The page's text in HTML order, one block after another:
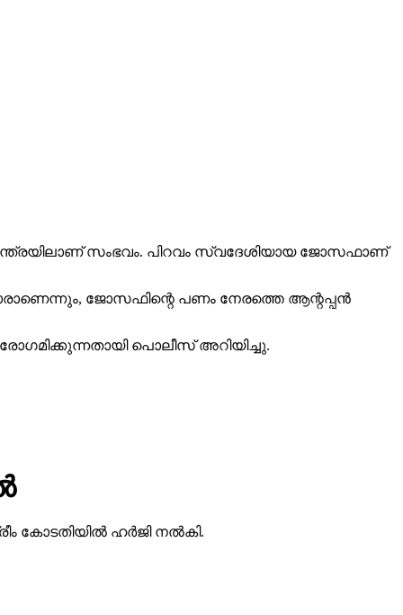
സംഭവം. പിറവം സ്വദേശിയായ ജോസഫാണ്
ജോസഫിന്റെ പണം നേരത്തെ ആന്റപ്പന്‍
പൊലീസ് അറിയിച്ചു.
കോടതിയില്‍ ഹര്‍ജി നല്‍കി.